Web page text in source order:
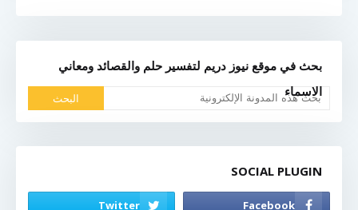
بحث في موقع نيوز دريم لتفسير حلم والقصائد ومعاني
الاسماء
SOCIAL PLUGIN